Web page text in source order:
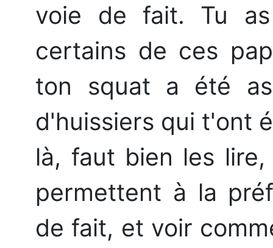
voie de fait. Tu
certains de ces
ton squat a été
d'huissiers qui t'ont
là, faut bien les
permettent à la
de fait, et voir